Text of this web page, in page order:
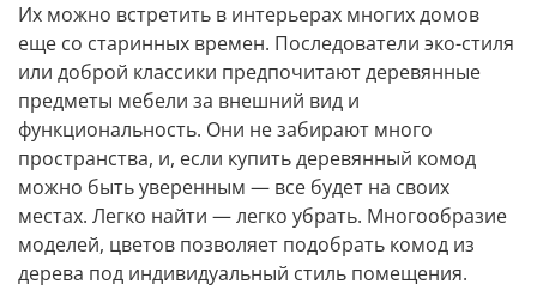
Их можно встретить в интерьерах многих домов
еще со старинных времен. Последователи эко-стиля
или доброй классики предпочитают деревянные
предметы мебели за внешний вид и
функциональность. Они не забирают много
пространства, и, если купить деревянный комод
можно быть уверенным — все будет на своих
местах. Легко найти — легко убрать. Многообразие
моделей, цветов позволяет подобрать комод из
дерева под индивидуальный стиль помещения.